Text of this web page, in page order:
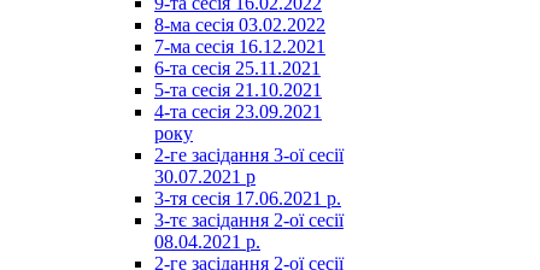
8-ма сесія 03.02.2022
7-ма сесія 16.12.2021
6-та сесія 25.11.2021
5-та сесія 21.10.2021
4-та сесія 23.09.2021
року
2-ге засідання 3-ої сесії
30.07.2021 р
3-тя сесія 17.06.2021 р.
3-тє засідання 2-ої сесії
08.04.2021 р.
2-ге засідання 2-ої сесії